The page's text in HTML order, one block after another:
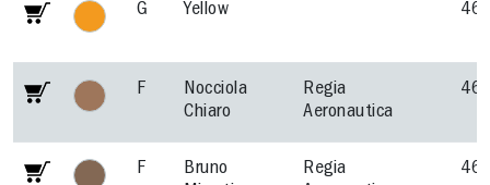
G Yellow
F
Nocciola
Chiaro
Regia
Aeronautica
F
Bruno
Regia